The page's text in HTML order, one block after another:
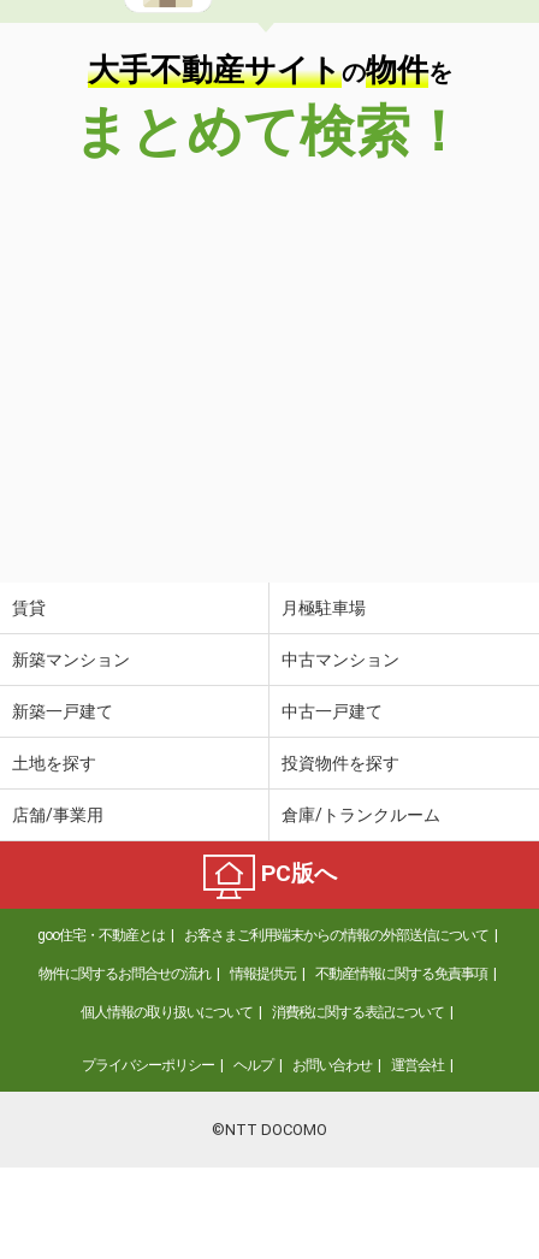
大手不動産サイトの物件を
まとめて検索！
賃貸 月極駐車場
新築マンション 中古マンション
新築一戸建て 中古一戸建て
土地を探す 投資物件を探す
店舗/事業用 倉庫/トランクルーム
PC版へ
goo住宅・不動産とは お客さまご利用端末からの情報の外部送信について
物件に関するお問合せの流れ 情報提供元 不動産情報に関する免責事項
個人情報の取り扱いについて 消費税に関する表記について
プライバシーポリシー ヘルプ お問い合わせ 運営会社
©NTT DOCOMO